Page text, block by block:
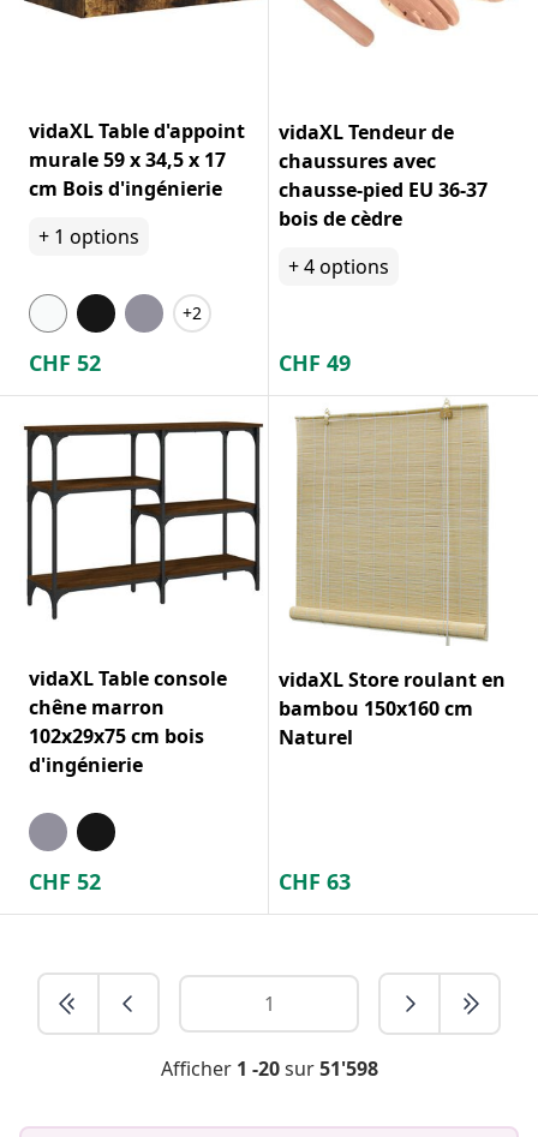
vidaXL Table d'appoint
murale 59 x 34,5 x 17
cm Bois d'ingénierie
+ 1 options
+2
CHF 52
vidaXL Tendeur de
chaussures avec
chausse-pied EU 36-37
bois de cèdre
+4options
CHF 49
vidaXL Table console
chêne marron
102x29x75 cm bois
d'ingénierie
CHF 52
vidaXL Store roulant en
bambou 150x160 cm
Naturel
CHF 63
Afficher 1 -20sur51'598